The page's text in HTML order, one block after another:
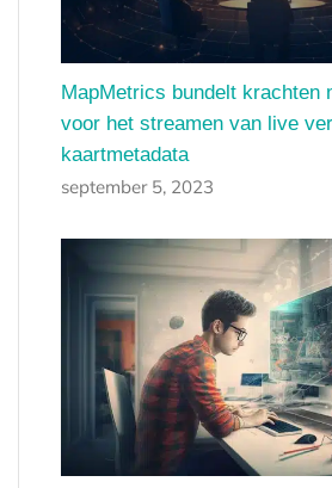
MapMetrics bundelt krachten
voor het streamen van live
kaartmetadata
september 5, 2023